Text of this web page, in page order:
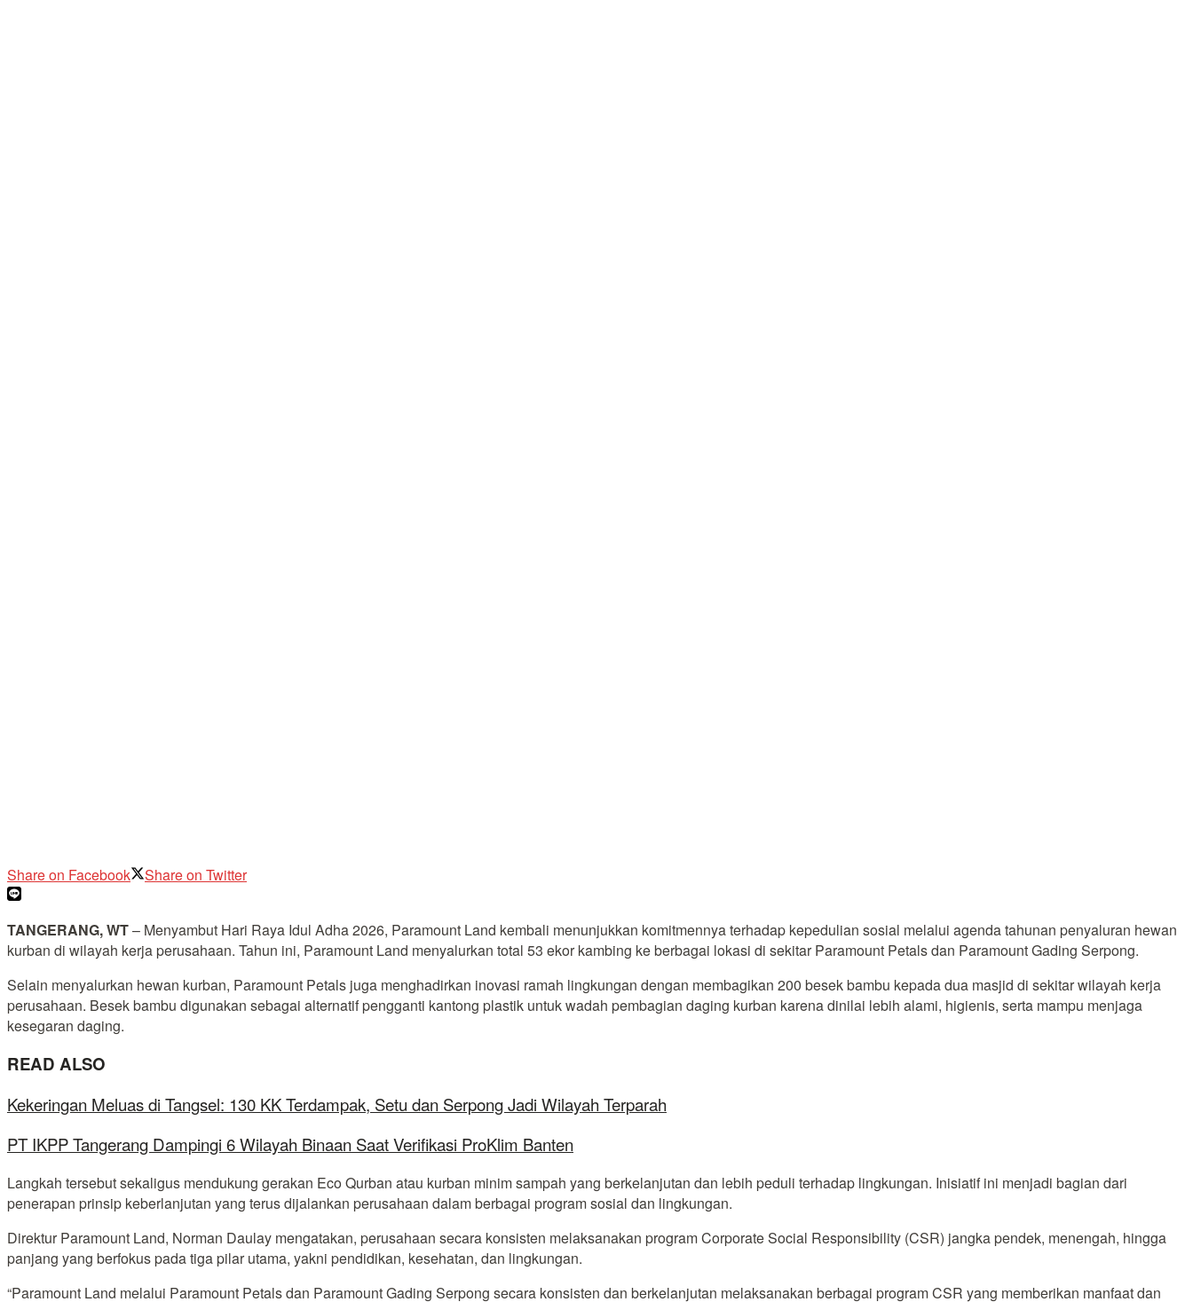
Share on Facebook Share on Twitter
TANGERANG, WT– Menyambut Hari Raya Idul Adha 2026, Paramount Land kembali menunjukkan komitmennya terhadap kepedulian sosial melalui agenda tahunan penyaluran hewan
kurban di wilayah kerja perusahaan. Tahun ini, Paramount Land menyalurkan total 53 ekor kambing ke berbagai lokasi di sekitar Paramount Petals dan Paramount Gading Serpong.
Selain menyalurkan hewan kurban, Paramount Petals juga menghadirkan inovasi ramah lingkungan dengan membagikan 200 besek bambu kepada dua masjid di sekitar wilayah kerja
perusahaan. Besek bambu digunakan sebagai alternatif pengganti kantong plastik untuk wadah pembagian daging kurban karena dinilai lebih alami, higienis, serta mampu menjaga
kesegaran daging.
READ ALSO
Kekeringan Meluas di Tangsel: 130 KK Terdampak, Setu dan Serpong Jadi Wilayah Terparah
PT IKPP Tangerang Dampingi 6 Wilayah Binaan Saat Verifikasi ProKlim Banten
Langkah tersebut sekaligus mendukung gerakan Eco Qurban atau kurban minim sampah yang berkelanjutan dan lebih peduli terhadap lingkungan. Inisiatif ini menjadi bagian dari
penerapan prinsip keberlanjutan yang terus dijalankan perusahaan dalam berbagai program sosial dan lingkungan.
Direktur Paramount Land, Norman Daulay mengatakan, perusahaan secara konsisten melaksanakan program Corporate Social Responsibility (CSR) jangka pendek, menengah, hingga
panjang yang berfokus pada tiga pilar utama, yakni pendidikan, kesehatan, dan lingkungan.
“Paramount Land melalui Paramount Petals dan Paramount Gading Serpong secara konsisten dan berkelanjutan melaksanakan berbagai program CSR yang memberikan manfaat dan